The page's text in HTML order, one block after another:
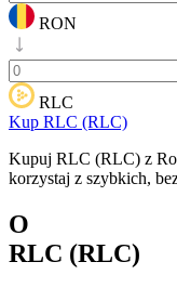
RON
RLC
Kup RLC (RLC)
Kupuj RLC (RLC) z
korzystaj z szybkich,
O
RLC (RLC)